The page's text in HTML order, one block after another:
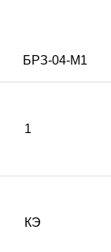
БРЗ-04-М1
1
КЭ